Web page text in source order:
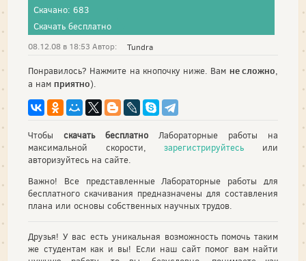
Скачано: 683
Скачать бесплатно
08.12.08 в 18:53 Автор: Tundra
Понравилось? Нажмите на кнопочку ниже. Вам не сложно,
а нам приятно).
Чтобы скачать бесплатно Лабораторные работы на
максимальной скорости,зарегистрируйтесь или
авторизуйтесь на сайте.
Важно! Все представленные Лабораторные работы для
бесплатного скачивания предназначены для составления
плана или основы собственных научных трудов.
Друзья! У вас есть уникальная возможность помочь таким
же студентам как и вы! Если наш сайт помог вам найти